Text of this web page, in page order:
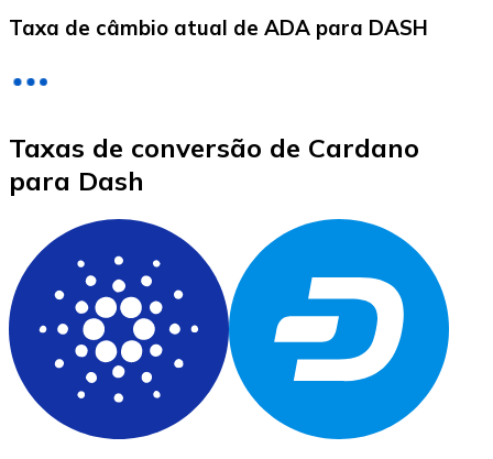
XRP
XRP
Taxa de câmbio atual de ADA para DASH
Taxas de conversão de Cardano
para Dash